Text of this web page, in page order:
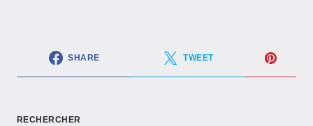
SHARE TWEET
RECHERCHER